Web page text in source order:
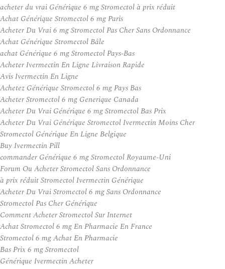
acheter du vrai Générique 6 mg Stromectol à prix réduit
Achat Générique Stromectol 6 mg Paris
Acheter Du Vrai 6 mg Stromectol Pas Cher Sans Ordonnance
Achat Générique Stromectol Bâle
achat Générique 6 mg Stromectol Pays-Bas
Acheter Ivermectin En Ligne Livraison Rapide
Avis Ivermectin En Ligne
Achetez Générique Stromectol 6 mg Pays Bas
Acheter Stromectol 6 mg Generique Canada
Acheter Du Vrai Générique 6 mg Stromectol Bas Prix
Acheter Du Vrai Générique Stromectol Ivermectin Moins Cher
Stromectol Générique En Ligne Belgique
Buy Ivermectin Pill
commander Générique 6 mg Stromectol Royaume-Uni
Forum Ou Acheter Stromectol Sans Ordonnance
à prix réduit Stromectol Ivermectin Générique
Acheter Du Vrai Stromectol 6 mg Sans Ordonnance
Stromectol Pas Cher Générique
Comment Acheter Stromectol Sur Internet
Achat Stromectol 6 mg En Pharmacie En France
Stromectol 6 mg Achat En Pharmacie
Bas Prix 6 mg Stromectol
Générique Ivermectin Acheter